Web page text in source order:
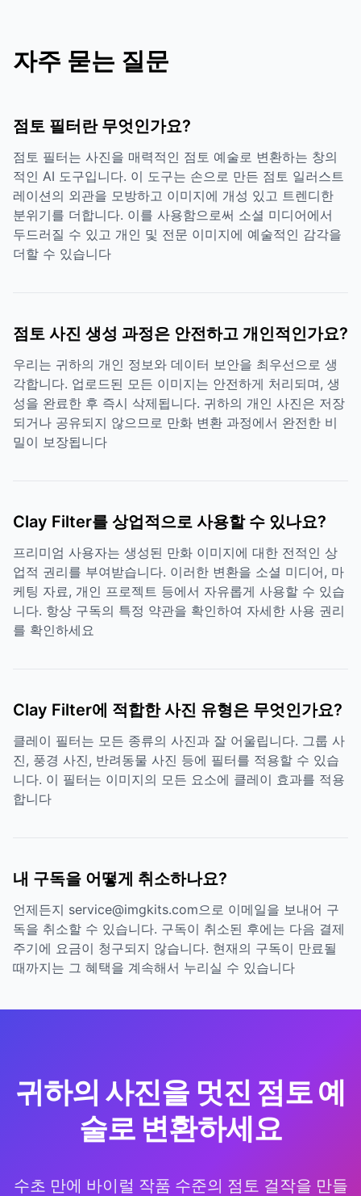
자주 묻는 질문
점토 필터란 무엇인가요?
점토 필터는 사진을 매력적인 점토 예술로 변환하는 창의
적인 AI 도구입니다. 이 도구는 손으로 만든 점토 일러스트
레이션의 외관을 모방하고 이미지에 개성 있고 트렌디한
분위기를 더합니다. 이를 사용함으로써 소셜 미디어에서
두드러질 수 있고 개인 및 전문 이미지에 예술적인 감각을
더할 수 있습니다
점토 사진 생성 과정은 안전하고 개인적인가요?
우리는 귀하의 개인 정보와 데이터 보안을 최우선으로 생
각합니다. 업로드된 모든 이미지는 안전하게 처리되며, 생
성을 완료한 후 즉시 삭제됩니다. 귀하의 개인 사진은 저장
되거나 공유되지 않으므로 만화 변환 과정에서 완전한 비
밀이 보장됩니다
Clay Filter를 상업적으로 사용할 수 있나요?
프리미엄 사용자는 생성된 만화 이미지에 대한 전적인 상
업적 권리를 부여받습니다. 이러한 변환을 소셜 미디어, 마
케팅 자료, 개인 프로젝트 등에서 자유롭게 사용할 수 있습
니다. 항상 구독의 특정 약관을 확인하여 자세한 사용 권리
를 확인하세요
Clay Filter에 적합한 사진 유형은 무엇인가요?
클레이 필터는 모든 종류의 사진과 잘 어울립니다. 그룹 사
진, 풍경 사진, 반려동물 사진 등에 필터를 적용할 수 있습
니다. 이 필터는 이미지의 모든 요소에 클레이 효과를 적용
합니다
내 구독을 어떻게 취소하나요?
언제든지 service@imgkits.com으로 이메일을 보내어 구
독을 취소할 수 있습니다. 구독이 취소된 후에는 다음 결제
주기에 요금이 청구되지 않습니다. 현재의 구독이 만료될
때까지는 그 혜택을 계속해서 누리실 수 있습니다
귀하의 사진을 멋진 점토 예
술로 변환하세요
수초 만에 바이럴 작품 수준의 점토 걸작을 만들